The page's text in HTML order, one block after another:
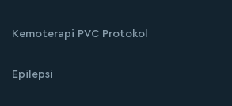
Kemoterapi PVC Protokol
Epilepsi